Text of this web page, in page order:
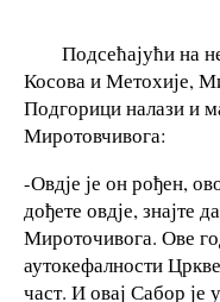
Подсећајући на
Косова и Метохије,
Подгорици налази и
Миротовчивога:
-Овдје је он рођен,
дођете овдје, знајте
Мироточивога. Ове
аутокефалности
част. И овај Сабор